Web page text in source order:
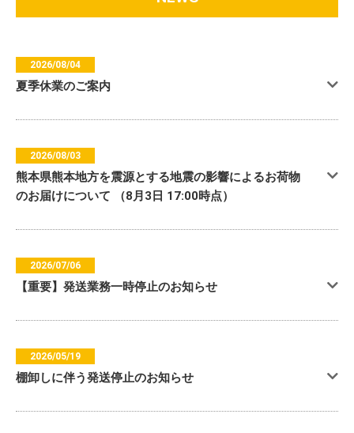
2026/08/04
夏季休業のご案内
2026/08/03
熊本県熊本地方を震源とする地震の影響によるお荷物
のお届けについて （8月3日 17:00時点）
2026/07/06
【重要】発送業務一時停止のお知らせ
2026/05/19
棚卸しに伴う発送停止のお知らせ